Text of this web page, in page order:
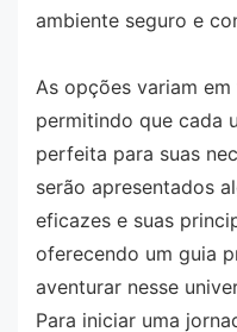
ambiente seguro e
As opções variam
permitindo que cada
perfeita para suas
serão apresentados
eficazes e suas
oferecendo um guia
aventurar nesse
Para iniciar uma